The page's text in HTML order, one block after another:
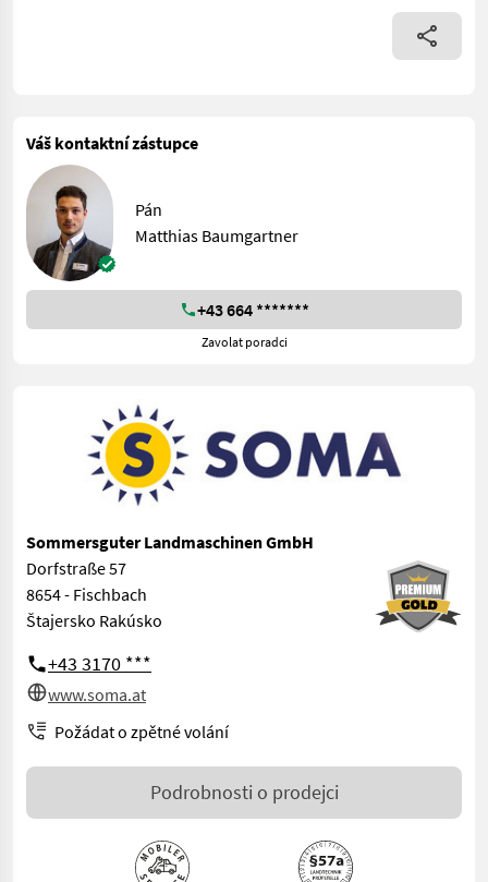
Váš kontaktní zástupce
Pán
Matthias Baumgartner
+43 664 *******
Zavolat poradci
Sommersguter Landmaschinen GmbH
Dorfstraße 57
8654 - Fischbach
Štajersko Rakúsko
+43 3170 ***
www.soma.at
Požádat o zpětné volání
Podrobnosti o prodejci